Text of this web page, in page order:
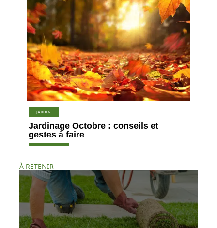
JARDIN
Jardinage Octobre : conseils et
gestes à faire
À RETENIR